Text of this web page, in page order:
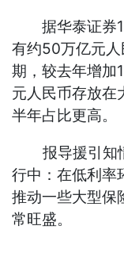
据华泰证券
有约50万亿元人
期，较去年增加
元人民币存放在
半年占比更高。
报导援引知情
行中：在低利率
推动一些大型保
常旺盛。